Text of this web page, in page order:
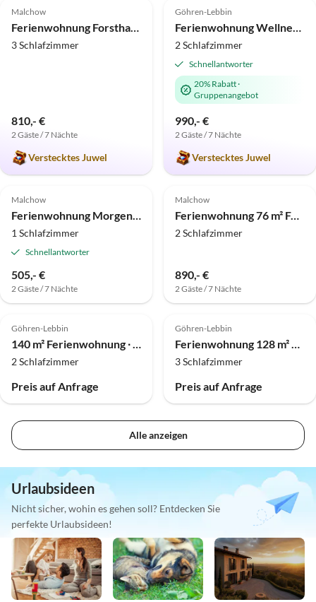
Malchow
Ferienwohnung Forsthaus in Biestorf
3 Schlafzimmer
810,- €
2 Gäste / 7 Nächte
Verstecktes Juwel
Super-Gastgeber
Göhren-Lebbin
Ferienwohnung Wellness Oase Domizil Eden
2 Schlafzimmer
Schnellantworter
20% Rabatt·
Gruppenangebot
990,- €
2 Gäste / 7 Nächte
Verstecktes Juwel
4.4 (2)
Malchow
Ferienwohnung Morgensonne
1 Schlafzimmer
Schnellantworter
505,- €
2 Gäste / 7 Nächte
Malchow
Ferienwohnung 76 m² Ferienhaus ∙ 2 Schlafzimmer ∙ 4 Gäste
2 Schlafzimmer
890,- €
2 Gäste / 7 Nächte
Göhren-Lebbin
140 m² Ferienwohnung ∙ 2 Schlafzimmer ∙ 6 Gäste
2 Schlafzimmer
Preis auf Anfrage
Göhren-Lebbin
Ferienwohnung 128 m² Ferienhaus ∙ 3 Schlafzimmer ∙ 6 Gäste
3 Schlafzimmer
Preis auf Anfrage
Alle anzeigen
Urlaubsideen
Nicht sicher, wohin es gehen soll? Entdecken Sie
perfekte Urlaubsideen!